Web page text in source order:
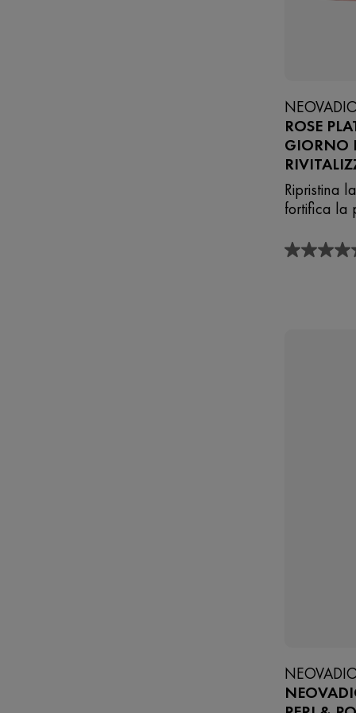
ROSE
GIORNO
Ripristina
fortifica la
4.7